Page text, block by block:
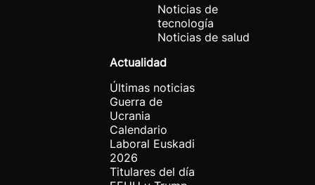
Noticias de
tecnología
Noticias de salud
Actualidad
Últimas noticias
Guerra de
Ucrania
Calendario
Laboral Euskadi
2026
Titulares del día